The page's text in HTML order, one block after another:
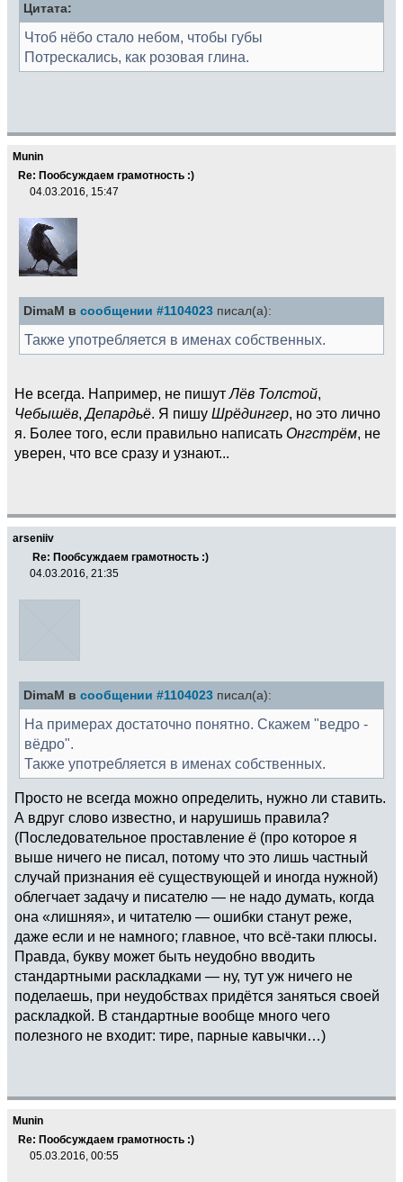
Цитата:
Чтоб нёбо стало небом, чтобы губы
Потрескались, как розовая глина.
Munin
Re: Пообсуждаем грамотность :)
04.03.2016, 15:47
DimaM в сообщении #1104023 писал(а):
Также употребляется в именах собственных.
Не всегда. Например, не пишутЛёв Толстой,
Чебышёв,Депардьё. Я пишу Шрёдингер, но это лично
я. Более того, если правильно написать Онгстрём, не
уверен, что все сразу и узнают...
arseniiv
Re: Пообсуждаем грамотность :)
04.03.2016, 21:35
DimaM в сообщении #1104023 писал(а):
На примерах достаточно понятно. Скажем "ведро -
вёдро".
Также употребляется в именах собственных.
Просто не всегда можно определить, нужно ли ставить.
А вдруг слово известно, и нарушишь правила?
(Последовательное проставление ё (про которое я
выше ничего не писал, потому что это лишь частный
случай признания её существующей и иногда нужной)
облегчает задачу и писателю — не надо думать, когда
она «лишняя», и читателю — ошибки станут реже,
даже если и не намного; главное, что всё-таки плюсы.
Правда, букву может быть неудобно вводить
стандартными раскладками — ну, тут уж ничего не
поделаешь, при неудобствах придётся заняться своей
раскладкой. В стандартные вообще много чего
полезного не входит: тире, парные кавычки…)
Munin
Re: Пообсуждаем грамотность :)
05.03.2016, 00:55